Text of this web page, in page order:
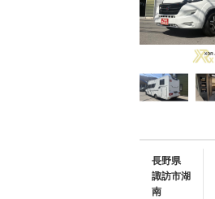
長野県
諏訪市湖
南